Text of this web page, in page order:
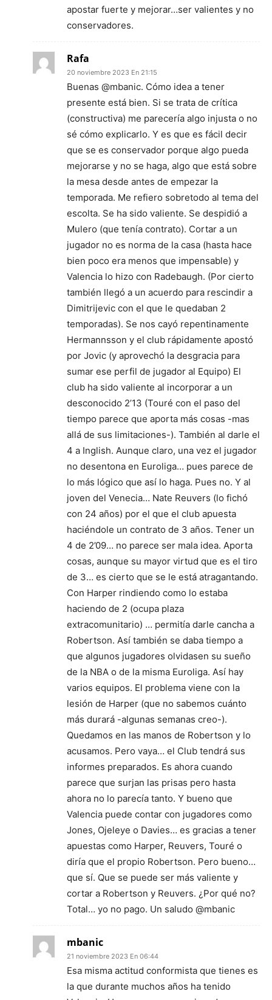
apostar fuerte y mejorar…ser valientes y no
conservadores.
Rafa
20 noviembre 2023 En 21:15
Buenas @mbanic. Cómo idea a tener
presente está bien. Si se trata de crítica
(constructiva) me parecería algo injusta o no
sé cómo explicarlo. Y es que es fácil decir
que se es conservador porque algo pueda
mejorarse y no se haga, algo que está sobre
la mesa desde antes de empezar la
temporada. Me refiero sobretodo al tema del
escolta. Se ha sido valiente. Se despidió a
Mulero (que tenía contrato). Cortar a un
jugador no es norma de la casa (hasta hace
bien poco era menos que impensable) y
Valencia lo hizo con Radebaugh. (Por cierto
también llegó a un acuerdo para rescindir a
Dimitrijevic con el que le quedaban 2
temporadas). Se nos cayó repentinamente
Hermannsson y el club rápidamente apostó
por Jovic (y aprovechó la desgracia para
sumar ese perfil de jugador al Equipo) El
club ha sido valiente al incorporar a un
desconocido 2’13 (Touré con el paso del
tiempo parece que aporta más cosas -mas
allá de sus limitaciones-). También al darle el
4 a Inglish. Aunque claro, una vez el jugador
no desentona en Euroliga… pues parece de
lo más lógico que así lo haga. Pues no. Y al
joven del Venecia… Nate Reuvers (lo fichó
con 24 años) por el que el club apuesta
haciéndole un contrato de 3 años. Tener un
4 de 2’09… no parece ser mala idea. Aporta
cosas, aunque su mayor virtud que es el tiro
de 3… es cierto que se le está atragantando.
Con Harper rindiendo como lo estaba
haciendo de 2 (ocupa plaza
extracomunitario) … permitía darle cancha a
Robertson. Así también se daba tiempo a
que algunos jugadores olvidasen su sueño
de la NBA o de la misma Euroliga. Así hay
varios equipos. El problema viene con la
lesión de Harper (que no sabemos cuánto
más durará -algunas semanas creo-).
Quedamos en las manos de Robertson y lo
acusamos. Pero vaya… el Club tendrá sus
informes preparados. Es ahora cuando
parece que surjan las prisas pero hasta
ahora no lo parecía tanto. Y bueno que
Valencia puede contar con jugadores como
Jones, Ojeleye o Davies… es gracias a tener
apuestas como Harper, Reuvers, Touré o
diría que el propio Robertson. Pero bueno…
que sí. Que se puede ser más valiente y
cortar a Robertson y Reuvers. ¿Por qué no?
Total… yo no pago. Un saludo @mbanic
mbanic
21 noviembre 2023 En 06:44
Esa misma actitud conformista que tienes es
la que durante muchos años ha tenido